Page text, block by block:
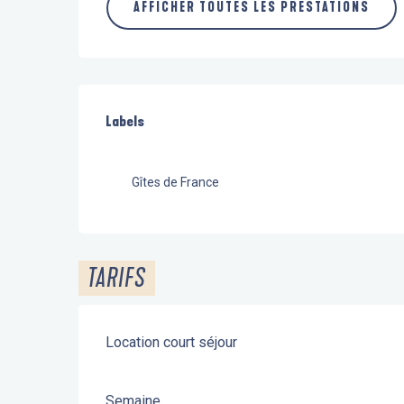
AFFICHER TOUTES LES PRESTATIONS
Offres de prestations
Labels
Labels
Gîtes de France
TARIFS
Location court séjour